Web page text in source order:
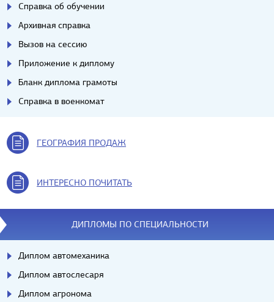
Справка об обучении
Архивная справка
Вызов на сессию
Приложение к диплому
Бланк диплома грамоты
Справка в военкомат
ГЕОГРАФИЯ ПРОДАЖ
ИНТЕРЕСНО ПОЧИТАТЬ
ДИПЛОМЫ ПО СПЕЦИАЛЬНОСТИ
Диплом автомеханика
Диплом автослесаря
Диплом агронома